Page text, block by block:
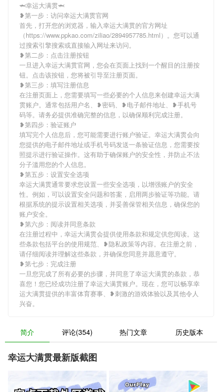
🦈幸运大满贯🦈
❥第一步：访问幸运大满贯官网
首先，打开您的浏览器，输入幸运大满贯的官方网址
（https://www.ppkao.com/ziliao/2894957785.html）。您可以通
过搜索引擎搜索或直接输入网址来访问。
❥第二步：点击注册按钮
一旦进入幸运大满贯官网，您会在页面上找到一个醒目的注册按
钮。点击该按钮，您将被引导至注册页面。
❥第三步：填写注册信息
在注册页面上，您需要填写一些必要的个人信息来创建幸运大满
贯账户。通常包括用户名、❥密码、❥电子邮件地址、❥手机号
码等。请务必提供准确完整的信息，以确保顺利完成注册。
❥第四步：验证账户
填写完个人信息后，您可能需要进行账户验证。幸运大满贯会向
您提供的电子邮件地址或手机号码发送一条验证信息，您需要按
照提示进行验证操作。这有助于确保账户的安全性，并防止不法
分子滥用您的个人信息。
❥第五步：设置安全选项
幸运大满贯通常要求您设置一些安全选项，以增强账户的安全
性。例如，可以设置安全问题和答案，启用两步验证等功能。请
根据系统的提示设置相关选项，并妥善保管相关信息，确保您的
账户安全。
❥第六步：阅读并同意条款
在注册过程中，幸运大满贯会提供使用条款和规定供您阅读。这
些条款包括平台的使用规范、❥隐私政策等内容。在注册之前，
请仔细阅读并理解这些条款，并确保您同意并愿意遵守。
❥第七步：完成注册
一旦您完成了所有必要的步骤，并同意了幸运大满贯的条款，恭
喜您！您已经成功注册了幸运大满贯账户。现在，您可以畅享幸
运大满贯提供的丰富体育赛事、❥刺激的游戏体验以及其他令人
兴奋。
简介 评论(354) 热门文章 历史版本
幸运大满贯最新版截图